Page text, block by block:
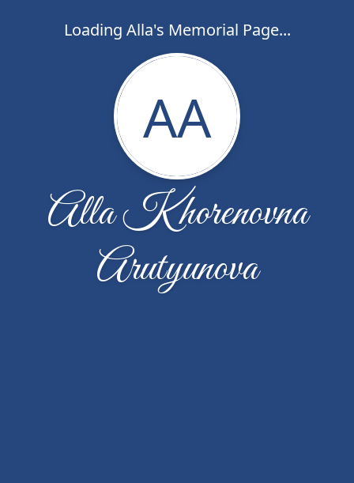
Loading Alla's Memorial Page...
AA
Alla Khorenovna
Arutyunova